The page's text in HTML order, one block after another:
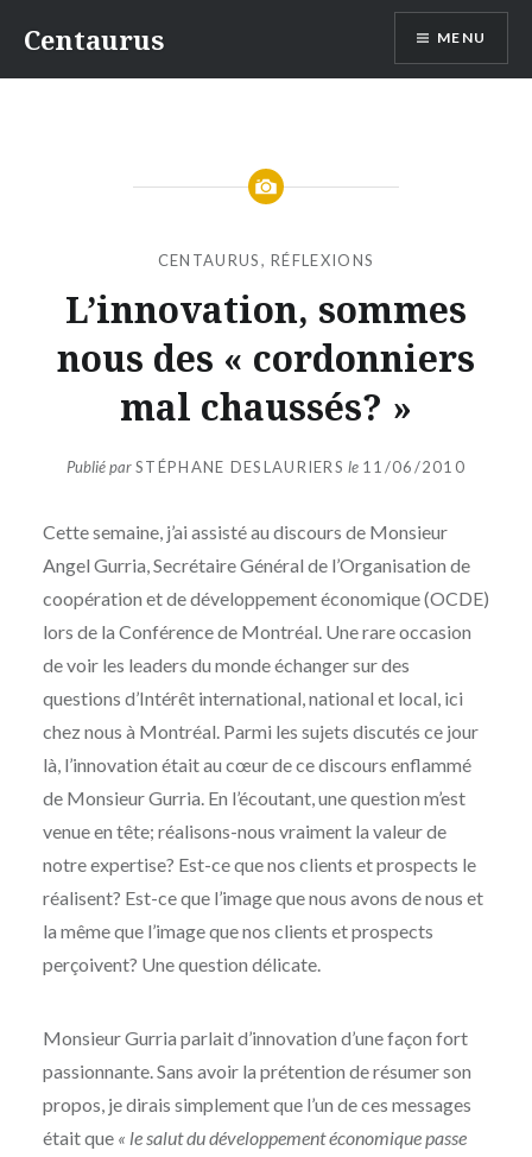
contenu
Centaurus MENU
CENTAURUS,RÉFLEXIONS
L’innovation, sommes
nous des « cordonniers
mal chaussés? »
Publié parSTÉPHANE DESLAURIERS le 11/06/2010
Cette semaine, j’ai assisté au discours de Monsieur
Angel Gurria, Secrétaire Général de l’Organisation de
coopération et de développement économique (OCDE)
lors de la Conférence de Montréal. Une rare occasion
de voir les leaders du monde échanger sur des
questions d’Intérêt international, national et local, ici
chez nous à Montréal. Parmi les sujets discutés ce jour
là, l’innovation était au cœur de ce discours enflammé
de Monsieur Gurria. En l’écoutant, une question m’est
venue en tête; réalisons-nous vraiment la valeur de
notre expertise? Est-ce que nos clients et prospects le
réalisent? Est-ce que l’image que nous avons de nous et
la même que l’image que nos clients et prospects
perçoivent? Une question délicate.
Monsieur Gurria parlait d’innovation d’une façon fort
passionnante. Sans avoir la prétention de résumer son
propos, je dirais simplement que l’un de ces messages
était que « le salut du développement économique passe